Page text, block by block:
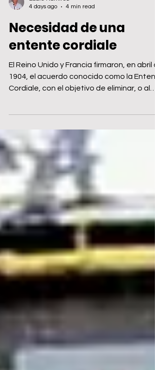
Eddie Ramírez
4 days ago
4 min read
Necesidad de una
entente cordiale
El Reino Unido y Francia firmaron, en abril
colonias en África y Asia. Ese acuerdo, en
que ambas partes cedieron algo, fue
impulsado por el temor ante el auge
económico y militar del imperio alemán.
Guardando las diferencias, los
venezolanos requerimos de una entente
cordiale para recuperar la democracia y la
soberanía. Es decir, para poner f